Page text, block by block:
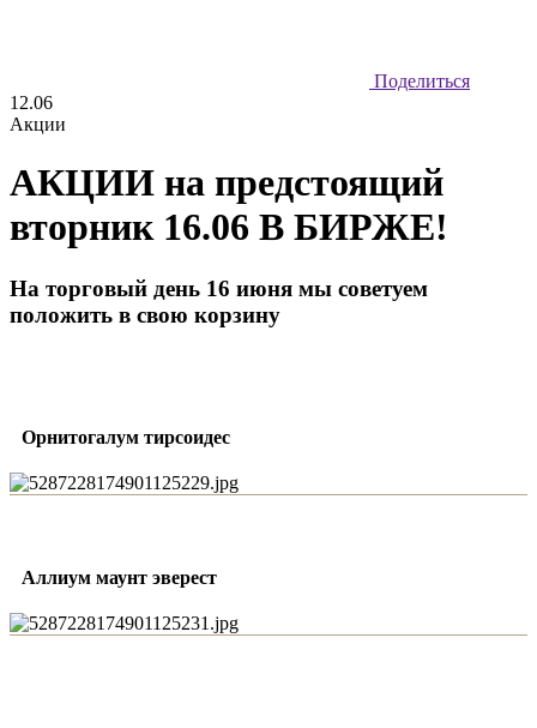
Поделиться
12.06
Акции
АКЦИИ на предстоящий
вторник 16.06 В БИРЖЕ!
На торговый день 16 июня мы советуем
положить в свою корзину
Орнитогалум тирсоидес
Аллиум маунт эверест